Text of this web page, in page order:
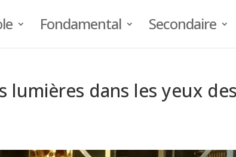
Fondamental Secondaire
lumières dans les yeux des